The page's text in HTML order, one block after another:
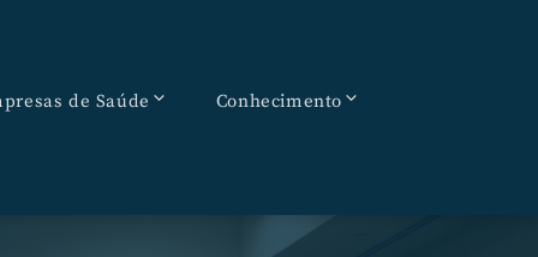
de Saúde Conhecimento